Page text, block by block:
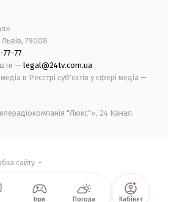
79008
77
— legal@24tv.com.ua
в Реєстрі суб'єктів у сфері медіа —
"Люкс"», 24 Канал.
сайту-
Ігри Погода Кабінет